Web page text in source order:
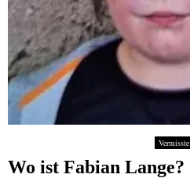
Vermisste
Wo ist Fabian Lange?